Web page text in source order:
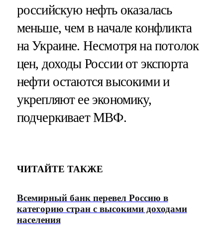
российскую нефть оказалась
меньше, чем в начале конфликта
на Украине. Несмотря на потолок
цен, доходы России от экспорта
нефти остаются высокими и
укрепляют ее экономику,
подчеркивает МВФ.
ЧИТАЙТЕ ТАКЖЕ
Всемирный банк перевел Россию в
категорию стран с высокими доходами
населения